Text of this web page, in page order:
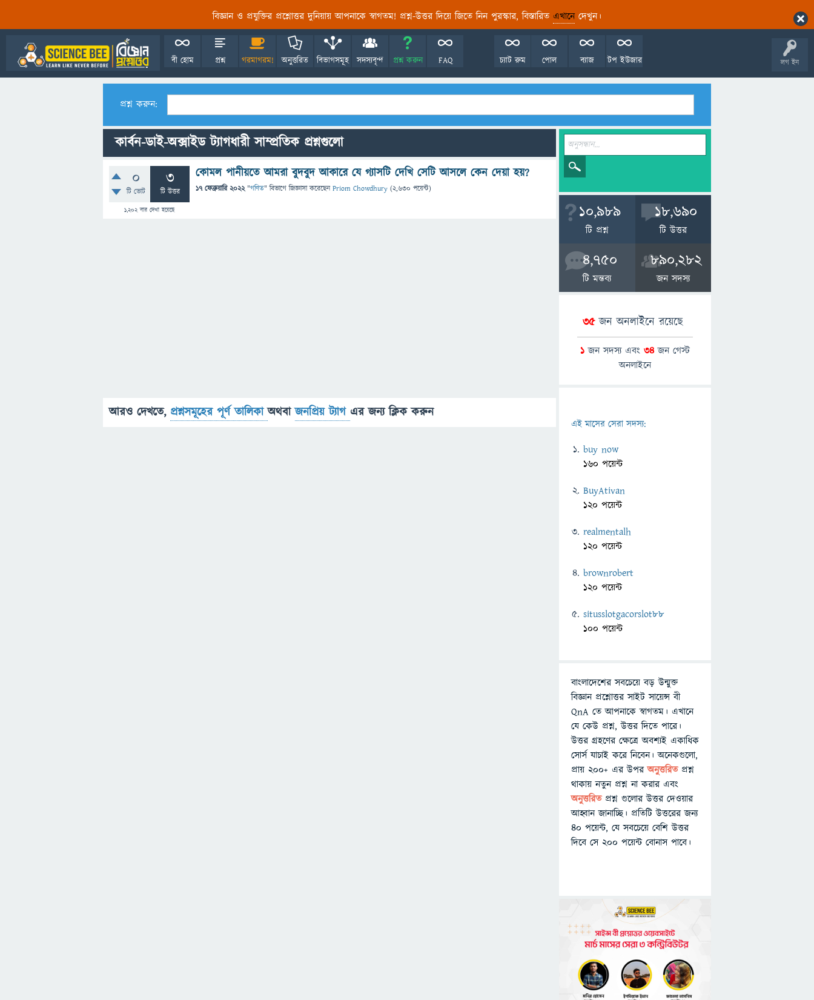
বিজ্ঞান ও প্রযুক্তির প্রশ্নোত্তর দুনিয়ায় আপনাকে স্বাগতম! প্রশ্ন-উত্তর দিয়ে জিতে নিন পুরস্কার, বিস্তারিত এখানেদেখুন।
লগ ইন
বী হোম প্রশ্ন গরমাগরম! অনুত্তরিত বিভাগসমূহ সদস্যবৃন্দ প্রশ্ন করুন FAQ টপ ইউজার
ব্যাজ
পোল
চ্যাট রুম
প্রশ্ন করুন:
কার্বন-ডাই-অক্সাইড ট্যাগধারী সাম্প্রতিক প্রশ্নগুলো
0
টি ভোট
3
টি উত্তর
1,202বার দেখা হয়েছে
কোমল পানীয়তে আমরা বুদবুদ আকারে যে গ্যাসটি দেখি সেটি আসলে কেন দেয়া হয়?
17 ফেব্রুয়ারি 2022 "গণিত" বিভাগে জিজ্ঞাসাকরেছেনPriom Chowdhury (2,630 পয়েন্ট)
আরও দেখতে, প্রশ্নসমূহের পূর্ণ তালিকাঅথবাজনপ্রিয় ট্যাগ এর জন্য ক্লিক করুন
10,989
টি প্রশ্ন
18,690
টি উত্তর
4,750
টি মন্তব্য
890,282
জন সদস্য
35জন অনলাইনে রয়েছে
1 জন সদস্য এবং 34 জন গেস্ট
অনলাইনে
এই মাসের সেরা সদস্য:
buy now
160 পয়েন্ট
BuyAtivan
120 পয়েন্ট
realmentalh
120 পয়েন্ট
brownrobert
120 পয়েন্ট
situsslotgacorslot88
100 পয়েন্ট
বাংলাদেশের সবচেয়ে বড় উন্মুক্ত
বিজ্ঞান প্রশ্নোত্তর সাইট সায়েন্স বী
QnA তে আপনাকে স্বাগতম। এখানে
যে কেউ প্রশ্ন, উত্তর দিতে পারে।
উত্তর গ্রহণের ক্ষেত্রে অবশ্যই একাধিক
সোর্স যাচাই করে নিবেন। অনেকগুলো,
প্রায় ২০০+ এর উপরঅনুত্তরিতপ্রশ্ন
থাকায় নতুন প্রশ্ন না করার এবং
অনুত্তরিত প্রশ্ন গুলোর উত্তর দেওয়ার
আহ্বান জানাচ্ছি। প্রতিটি উত্তরের জন্য
৪০ পয়েন্ট, যে সবচেয়ে বেশি উত্তর
দিবে সে ২০০ পয়েন্ট বোনাস পাবে।